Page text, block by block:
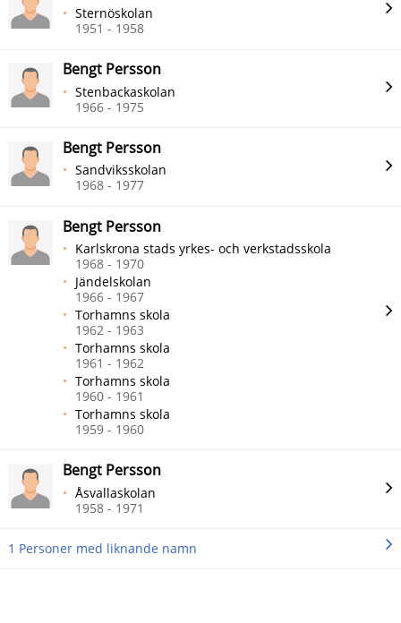
Sternöskolan
1951 - 1958
Bengt Persson
Stenbackaskolan
1966 - 1975
Bengt Persson
Sandviksskolan
1968 - 1977
Bengt Persson
Karlskrona stads yrkes- och verkstadsskola
1968 - 1970
Jändelskolan
1966 - 1967
Torhamns skola
1962 - 1963
Torhamns skola
1961 - 1962
Torhamns skola
1960 - 1961
Torhamns skola
1959 - 1960
Bengt Persson
Åsvallaskolan
1958 - 1971
1 Personer med liknande namn